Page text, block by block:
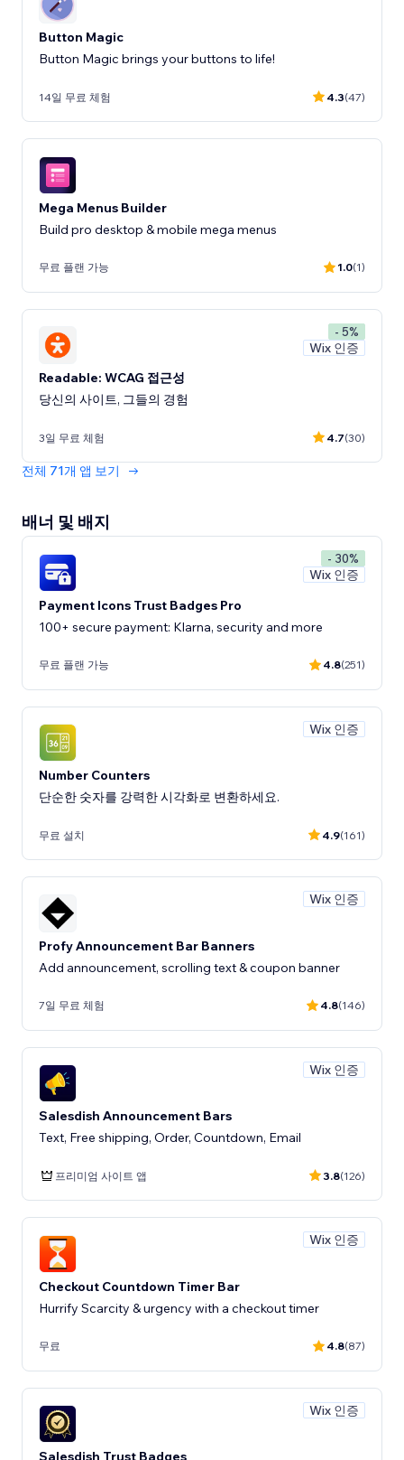
Button Magic
Button Magic brings your buttons to life!
14일 무료 체험 4.3(47)
Mega Menus Builder
Build pro desktop & mobile mega menus
무료 플랜 가능 1.0(1)
- 5%
Wix 인증
Readable: WCAG 접근성
당신의 사이트, 그들의 경험
3일 무료 체험 4.7(30)
전체 71개 앱 보기
배너 및 배지
- 30%
Wix 인증
Payment Icons Trust Badges Pro
100+ secure payment: Klarna, security and more
무료 플랜 가능 4.8(251)
Wix 인증
Number Counters
단순한 숫자를 강력한 시각화로 변환하세요.
무료 설치 4.9(161)
Wix 인증
Profy Announcement Bar Banners
Add announcement, scrolling text & coupon banner
7일 무료 체험 4.8(146)
Wix 인증
Salesdish Announcement Bars
Text, Free shipping, Order, Countdown, Email
프리미엄 사이트 앱 3.8(126)
Wix 인증
Checkout Countdown Timer Bar
Hurrify Scarcity & urgency with a checkout timer
무료 4.8(87)
Wix 인증
Salesdish Trust Badges